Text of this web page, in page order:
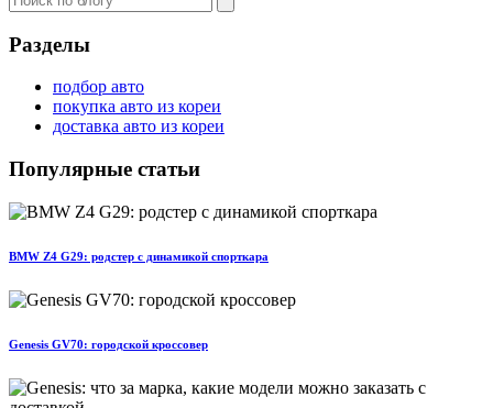
Разделы
подбор авто
покупка авто из кореи
доставка авто из кореи
Популярные статьи
BMW Z4 G29: родстер с динамикой спорткара
Genesis GV70: городской кроссовер